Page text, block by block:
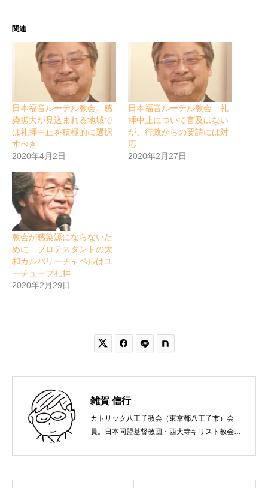
関連
日本福音ルーテル教会、感
染拡大が見込まれる地域で
は礼拝中止を積極的に選択
すべき
2020年4月2日
日本福音ルーテル教会 礼
拝中止について言及はない
が、行政からの要請には対
応
2020年2月27日
教会が感染源にならないた
めに プロテスタントの大
和カルバリーチャペルはユ
ーチューブ礼拝
2020年2月29日
 
雑賀 信行
カトリック八王子教会（東京都八王子市）会
員。日本同盟基督教団・西大寺キリスト教会
れ。関西学院大学社会学部卒業。９０年代、い